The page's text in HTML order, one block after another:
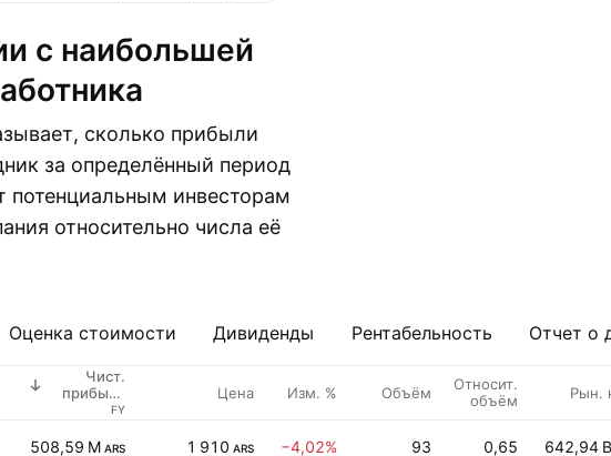
сколько прибыли
за определённый период
потенциальным инвесторам
относительно числа её
Оценка стоимости Дивиденды Рентабельность Отчет о
Чист.
прибыль
на
FY
Цена Изм. % Объём
Относит.
объём
Рын.
508,59 M ARS 1 910 ARS −4,02% 93 0,65 642,94 B